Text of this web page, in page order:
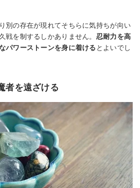
別の存在が現れてそちらに気持ちが向い
戦を制するしかありません。 忍耐力を高
パワーストーンを身に着ける とよいでし
者を遠ざける